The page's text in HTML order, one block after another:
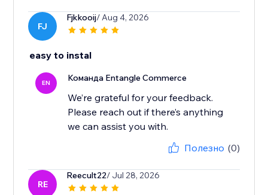
FJ
Fjkkooij/ Aug 4, 2026
easy to instal
EN Команда Entangle Commerce
We’re grateful for your feedback.
Please reach out if there’s anything
Полезно (0)
RE
Reecult22/ Jul 28, 2026